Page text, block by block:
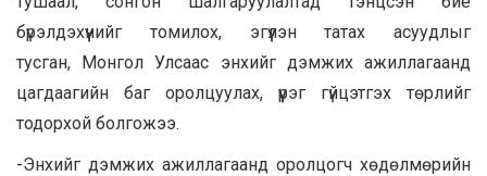
бүрэлдэхүүнийг томилох, эгүүлэн татах асуудлыг
тусган, Монгол Улсаас энхийг дэмжих ажиллагаанд
цагдаагийн баг оролцуулах, үүрэг гүйцэтгэх төрлийг
тодорхой болгожээ.
-Энхийг дэмжих ажиллагаанд оролцогч хөдөлмөрийн